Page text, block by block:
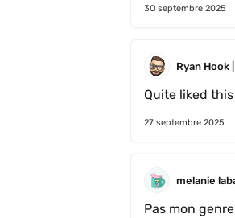
30 septembre 2025
Ryan Hook
27 septembre 2025
melanie
Pas mon